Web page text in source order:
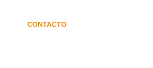
CONTACTO